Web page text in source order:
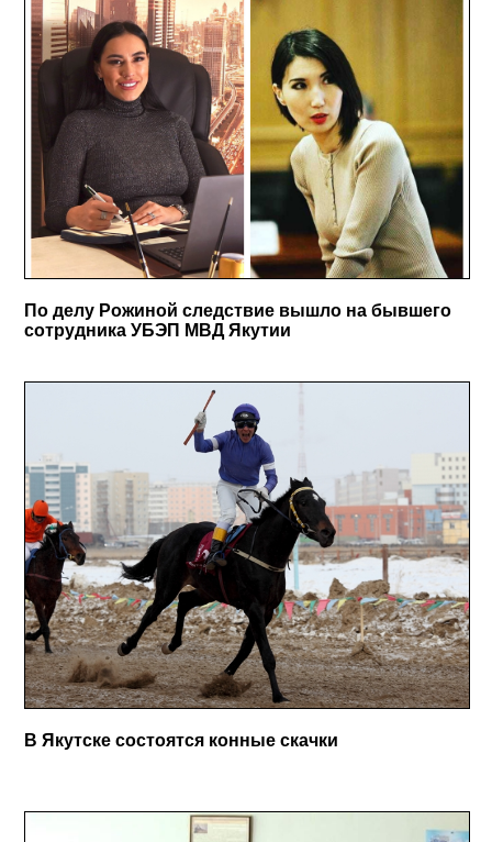
По делу Рожиной следствие вышло на бывшего
сотрудника УБЭП МВД Якутии
В Якутске состоятся конные скачки